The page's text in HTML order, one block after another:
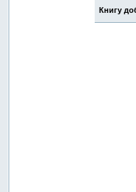
Книгу